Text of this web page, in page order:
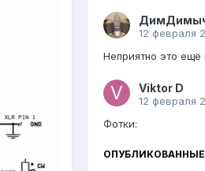
12 февраля
Неприятно это ещё
Viktor D
12 февраля
Фотки: